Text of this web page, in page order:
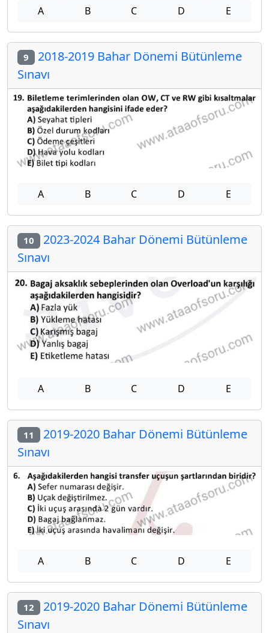
A B C D E
9 2018-2019 Bahar Dönemi Bütünleme
Sınavı
A B C D E
10 2023-2024 Bahar Dönemi Bütünleme
Sınavı
A B C D E
11 2019-2020 Bahar Dönemi Bütünleme
Sınavı
A B C D E
12 2019-2020 Bahar Dönemi Bütünleme
Sınavı